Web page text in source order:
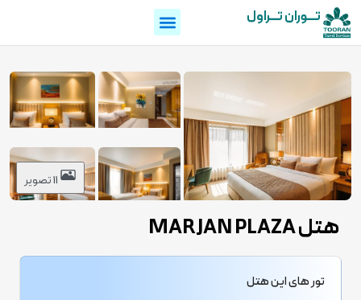
تـــوران تـــراول
11 تصویر
هتل MARJAN PLAZA
تور های این هتل